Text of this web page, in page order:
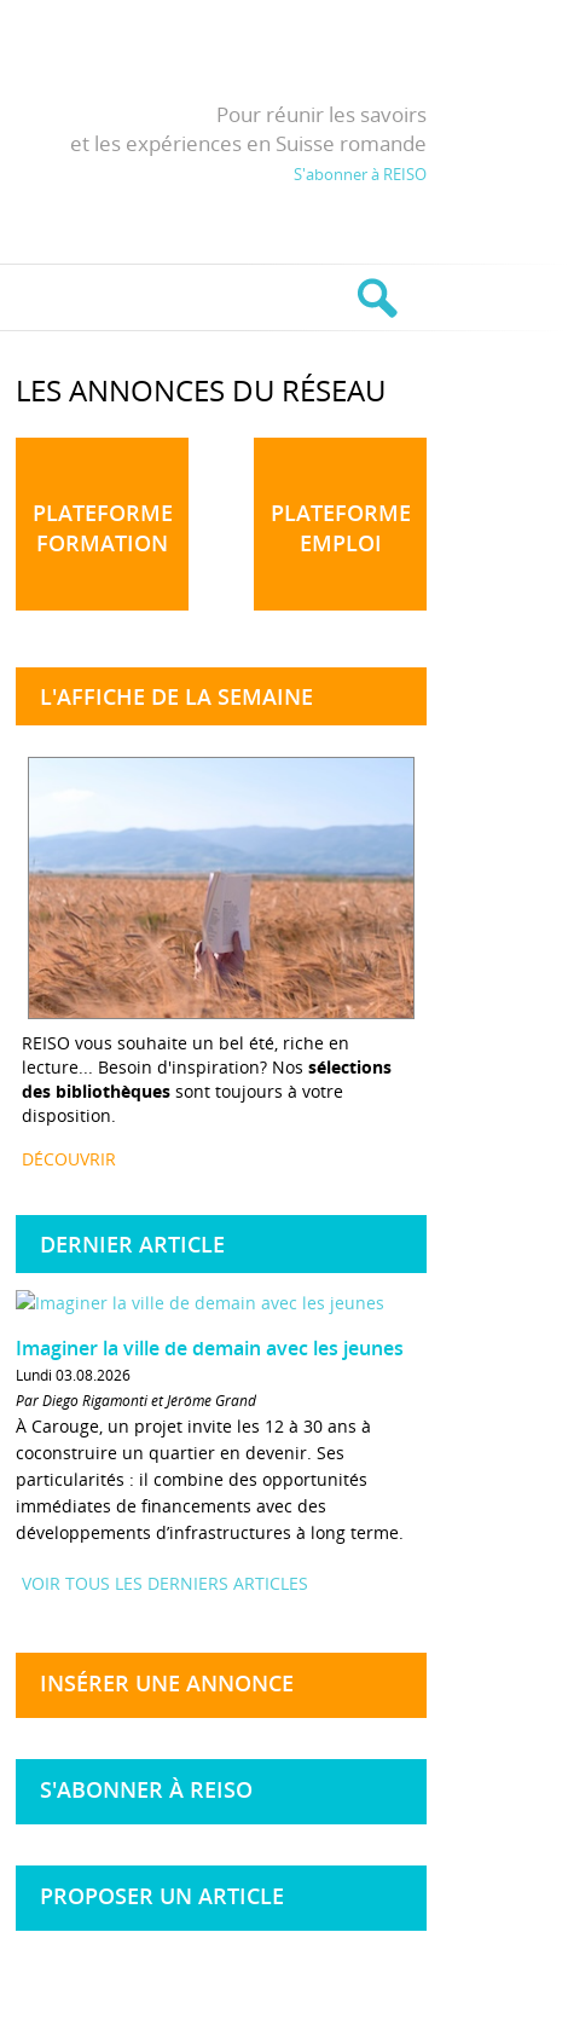
Pour réunir les savoirs
et les expériences en Suisse romande
S'abonner à REISO
LES ANNONCES DU RÉSEAU
PLATEFORME
FORMATION
PLATEFORME
EMPLOI
L'AFFICHE DE LA SEMAINE
REISO vous souhaite un bel été, riche en
lecture... Besoin d'inspiration? Nos sélections
des bibliothèques sont toujours à votre
disposition.
DÉCOUVRIR
DERNIER ARTICLE
Imaginer la ville de demain avec les jeunes
Lundi 03.08.2026
Par Diego Rigamonti et Jérôme Grand
À Carouge, un projet invite les 12 à 30 ans à
coconstruire un quartier en devenir. Ses
particularités : il combine des opportunités
immédiates de financements avec des
développements d’infrastructures à long terme.
VOIR TOUS LES DERNIERS ARTICLES
INSÉRER UNE ANNONCE
S'ABONNER À REISO
PROPOSER UN ARTICLE